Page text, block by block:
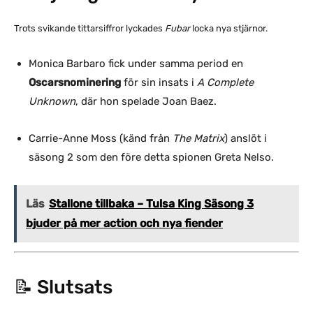
Trots svikande tittarsiffror lyckades Fubarlocka nya stjärnor.
Monica Barbaro fick under samma period en
Oscarsnominering för sin insats i A Complete
Unknown, där hon spelade Joan Baez.
Carrie-Anne Moss (känd från The Matrix) anslöt i
säsong 2 som den före detta spionen Greta Nelso.
Läs Stallone tillbaka – Tulsa King Säsong 3
bjuder på mer action och nya fiender
📝 Slutsats